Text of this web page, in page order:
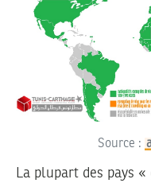
Source :
La plupart des pays